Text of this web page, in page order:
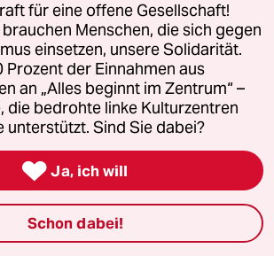
für eine offene Gesellschaft!
Menschen, die sich gegen
einsetzen, unsere Solidarität.
Prozent der Einnahmen aus
an „Alles beginnt im Zentrum“ –
die bedrohte linke Kulturzentren
Sind Sie dabei?
 Ja, ich will
Schon dabei!